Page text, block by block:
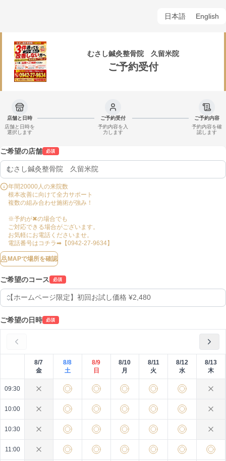
日本語 English
むさし鍼灸整骨院 久留米院
ご予約受付
店舗と日時
店舗と日時を
選択します
ご予約受付
予約内容を入
力します
ご予約内容
予約内容を確
認します
ご希望の店舗 必須
年間20000人の来院数
根本改善に向けて全力サポート
複数の組み合わせ施術が強み！
※予約が✖の場合でも
ご対応できる場合がございます。
お気軽にお電話くださいませ。
電話番号はコチラ➡【0942-27-9634】
MAPで場所を確認
ご希望のコース 必須
ご希望の日時 必須
8/7
金
8/8
土
8/9
日
8/10
月
8/11
火
8/12
水
8/13
木
09:30
10:00
10:30
11:00